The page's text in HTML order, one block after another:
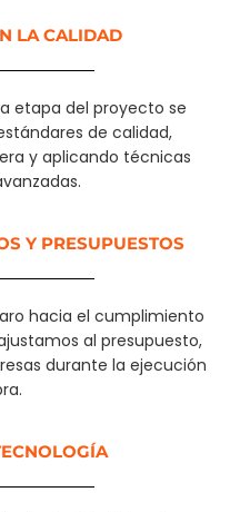
LA CALIDAD
etapa del proyecto se
de calidad,
y aplicando técnicas
Y PRESUPUESTOS
hacia el cumplimiento
al presupuesto,
durante la ejecución